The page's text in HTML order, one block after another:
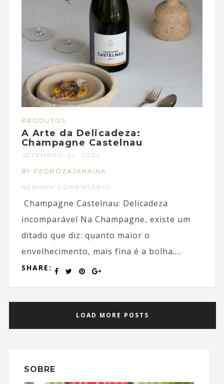
PRODUTOS
A Arte da Delicadeza:
Champagne Castelnau
SETEMBRO 24, 2024
BY PEDROZAJANAINA
NENHUM COMENTÁRIO
Champagne Castelnau: Delicadeza
incomparável Na Champagne, existe um
ditado que diz: quanto maior o
envelhecimento, mais fina é a bolha....
SHARE:
LOAD MORE POSTS
SOBRE